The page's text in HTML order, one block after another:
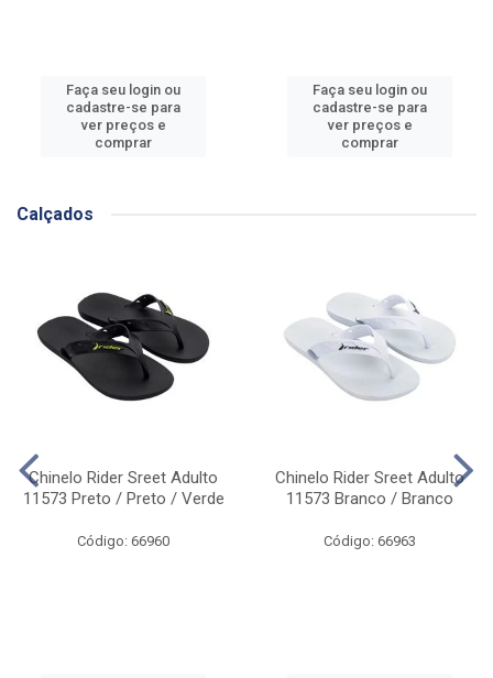
Faça seu login ou
cadastre-se para
ver preços e
comprar
Faça seu login ou
cadastre-se para
ver preços e
comprar
Calçados
Chinelo Rider Sreet Adulto
11573 Preto / Preto / Verde
Código: 66960
Chinelo Rider Sreet Adulto
11573 Branco / Branco
Código: 66963